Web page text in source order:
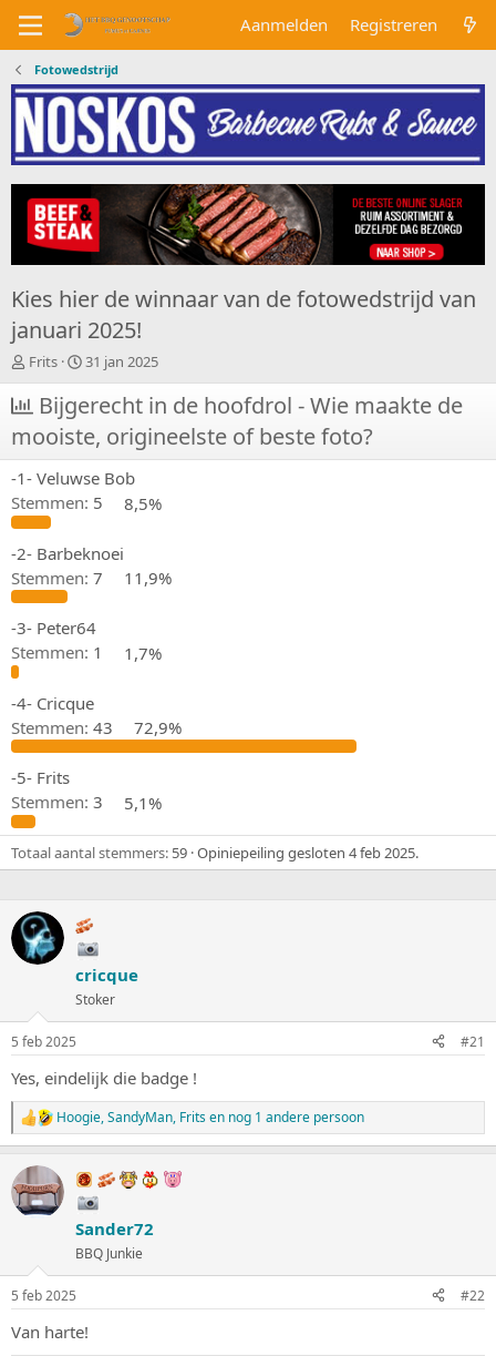
Aanmelden Registreren
Fotowedstrijd
Kies hier de winnaar van de fotowedstrijd van
januari 2025!
O
n
d
e
r
w
e
r
p
t
a
r
r
Frits
S
t
a
t
d
a
t
31 jan 2025
Bijgerecht in de hoofdrol - Wie maakte de
mooiste, origineelste of beste foto?
-1- Veluwse Bob
Stemmen: 5 8,5%
-2- Barbeknoei
Stemmen: 7 11,9%
-3- Peter64
Stemmen: 1 1,7%
-4- Cricque
Stemmen: 43 72,9%
-5- Frits
Stemmen: 3 5,1%
Totaal aantal stemmers 59 Opiniepeiling gesloten 4 feb 2025.
cricque
Stoker
5 feb 2025 #21
Yes, eindelijk die badge !
W
a
r
d
e
e
:
Hoogie,SandyMan, Fritsen nog 1 andere persoon
Sander72
BBQ Junkie
5 feb 2025 #22
Van harte!